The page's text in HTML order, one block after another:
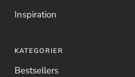
Inspiration
KATEGORIER
Bestsellers